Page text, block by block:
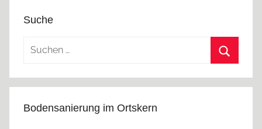
Suche
Suchen
Bodensanierung im Ortskern